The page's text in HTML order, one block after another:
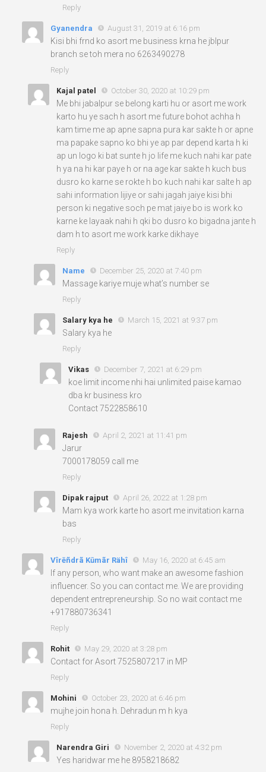
Reply
Gyanendra August 31, 2019 at 6:16 pm
Kisi bhi frnd ko asort me business krna he jblpur
branch se toh mera no 6263490278
Reply
Kajal patel October 30, 2020 at 10:29 pm
Me bhi jabalpur se belong karti hu or asort me work
karto hu ye sach h asort me future bohot achha h
kam time me ap apne sapna pura kar sakte h or apne
ma papake sapno ko bhi ye ap par depend karta h ki
ap un logo ki bat sunte h jo life me kuch nahi kar pate
h ya na hi kar paye h or na age kar sakte h kuch bus
dusro ko karne se rokte h bo kuch nahi kar salte h ap
sahi information lijiye or sahi jagah jaiye kisi bhi
person ki negative soch pe mat jaiye bo is work ko
karne ke layaak nahi h qki bo dusro ko bigadna jante h
dam h to asort me work karke dikhaye
Reply
Name December 25, 2020 at 7:40 pm
Massage kariye muje what’s number se
Reply
Salary kya he March 15, 2021 at 9:37 pm
Salary kya he
Reply
Vikas December 7, 2021 at 6:29 pm
koe limit income nhi hai unlimited paise kamao
dba kr business kro
Contact 7522858610
Rajesh April 2, 2021 at 11:41 pm
Jarur
7000178059 call me
Reply
Dipak rajput April 26, 2022 at 1:28 pm
Mam kya work karte ho asort me invitation karna
bas
Reply
Vîrēñdrã Kūmãr Rähî May 16, 2020 at 6:45 am
If any person, who want make an awesome fashion
influencer. So you can contact me. We are providing
dependent entrepreneurship. So no wait contact me
+917880736341
Reply
Rohit May 29, 2020 at 3:28 pm
Contact for Asort 7525807217 in MP
Reply
Mohini October 23, 2020 at 6:46 pm
mujhe join hona h. Dehradun m h kya
Reply
Narendra Giri November 2, 2020 at 4:32 pm
Yes haridwar me he 8958218682